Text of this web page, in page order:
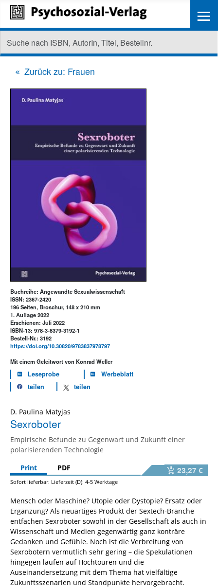
Zurück zu: Frauen
Buchreihe: Angewandte Sexualwissenschaft
ISSN: 2367-2420
196 Seiten, Broschur, 148 x 210 mm
1. Auflage 2022
Erschienen: Juli 2022
ISBN-13: 978-3-8379-3192-1
Bestell-Nr.: 3192
https://doi.org/10.30820/9783837978797
Mit einem Geleitwort von Konrad Weller
Leseprobe
Werbeblatt
teilen
teilen
D. Paulina Matyjas
Sexroboter
Empirische Befunde zu Gegenwart und Zukunft einer
polarisierenden Technologie
Print
PDF 23,27 €
Sofort lieferbar. Lieferzeit (D): 4-5 Werktage
Mensch oder Maschine? Utopie oder Dystopie? Ersatz oder
Ergänzung? Als neuartiges Produkt der Sextech-Branche
entfachen Sexroboter sowohl in der Gesellschaft als auch in
Wissenschaft und Medien gegenwärtig ganz konträre
Gedanken und Gefühle. Noch ist die Verbreitung von
Sexrobotern vermutlich sehr gering – die Spekulationen
hingegen laufen auf Hochtouren und die
Auseinandersetzung mit dem Thema hat vielfältige
Zukunftsszenarien und Standpunkte hervorgebracht.
≡